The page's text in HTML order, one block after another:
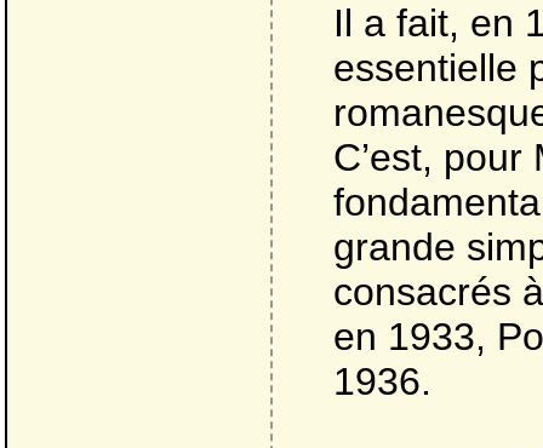
Il a fait, en
essentielle
C’est,
grande
consacrés
en 1933,
1936.